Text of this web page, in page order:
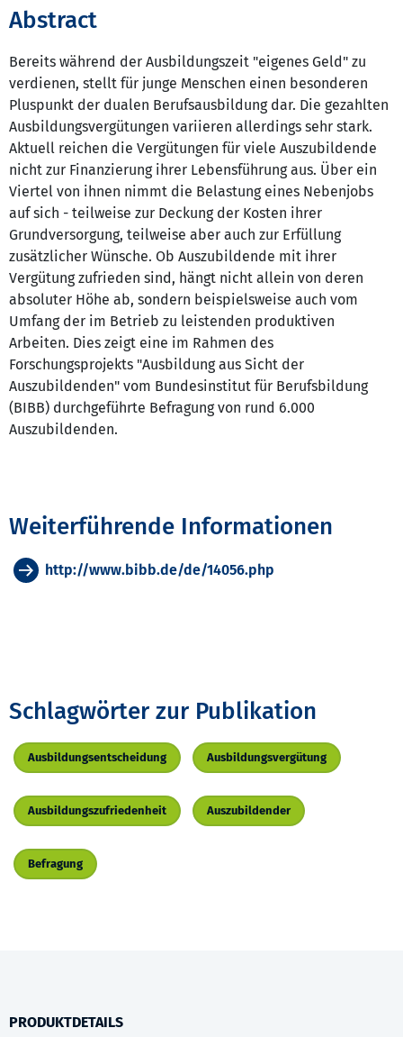
Abstract
Bereits während der Ausbildungszeit "eigenes Geld" zu
verdienen, stellt für junge Menschen einen besonderen
Pluspunkt der dualen Berufsausbildung dar. Die gezahlten
Ausbildungsvergütungen variieren allerdings sehr stark.
Aktuell reichen die Vergütungen für viele Auszubildende
nicht zur Finanzierung ihrer Lebensführung aus. Über ein
Viertel von ihnen nimmt die Belastung eines Nebenjobs
auf sich - teilweise zur Deckung der Kosten ihrer
Grundversorgung, teilweise aber auch zur Erfüllung
zusätzlicher Wünsche. Ob Auszubildende mit ihrer
Vergütung zufrieden sind, hängt nicht allein von deren
absoluter Höhe ab, sondern beispielsweise auch vom
Umfang der im Betrieb zu leistenden produktiven
Arbeiten. Dies zeigt eine im Rahmen des
Forschungsprojekts "Ausbildung aus Sicht der
Auszubildenden" vom Bundesinstitut für Berufsbildung
(BIBB) durchgeführte Befragung von rund 6.000
Auszubildenden.
Weiterführende Informationen
http://www.bibb.de/de/14056.php
Schlagwörter zur Publikation
Ausbildungsentscheidung Ausbildungsvergütung
Ausbildungszufriedenheit Auszubildender
Befragung
PRODUKTDETAILS